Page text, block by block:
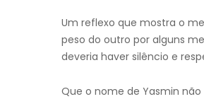
Um reflexo que mostra o
peso do outro por alguns
deveria haver silêncio e
Que o nome de Yasmin